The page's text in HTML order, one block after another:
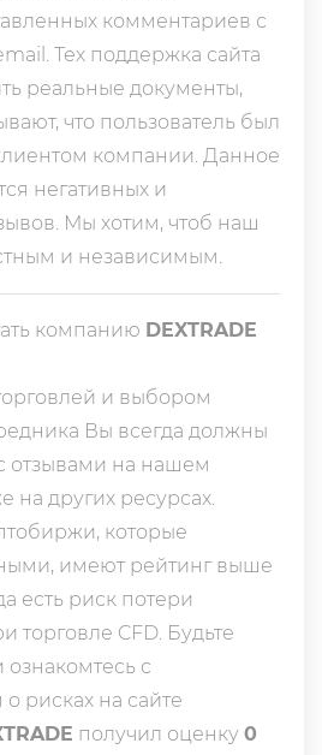
комментариев с
Тех поддержка сайта
реальные документы,
что пользователь был
компании. Данное
негативных и
Мы хотим, чтоб наш
и независимым.
компанию DEXTRADE
и выбором
Вы всегда должны
отзывами на нашем
на других ресурсах.
которые
имеют рейтинг выше
еcть риск потери
торговле CFD. Будьте
с
рисках на сайте
получил оценку 0